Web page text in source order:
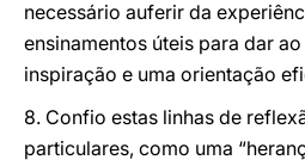
necessário auferir da
ensinamentos úteis para dar
inspiração e uma orientação
8. Confio estas linhas de
particulares, como uma